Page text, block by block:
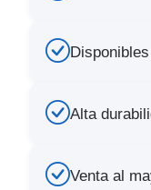
Alta
Venta al